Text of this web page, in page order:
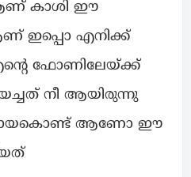
കാശി ഈ
ഇപ്പൊ എനിക്ക്
ഫോണിലേയ്ക്ക്
നീ ആയിരുന്നു
പോയകൊണ്ട് ആണോ ഈ